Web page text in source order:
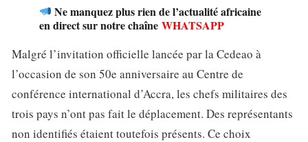
Ne manquez plus rien de l’actualité africaine
en direct sur notre chaîne WHATSAPP
Malgré l’invitation officielle lancée par la Cedeao à
l’occasion de son 50e anniversaire au Centre de
conférence international d’Accra, les chefs militaires des
trois pays n’ont pas fait le déplacement. Des représentants
non identifiés étaient toutefois présents. Ce choix